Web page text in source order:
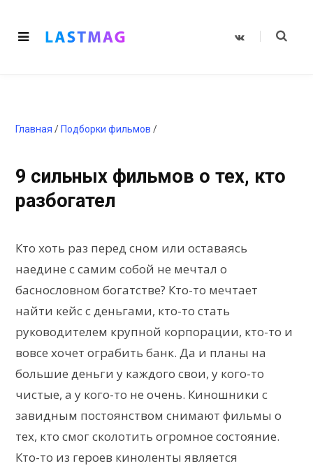
V
Главная / Подборки фильмов /
9 сильных фильмов о тех, кто
разбогател
Кто хоть раз перед сном или оставаясь
наедине с самим собой не мечтал о
баснословном богатстве? Кто-то мечтает
найти кейс с деньгами, кто-то стать
руководителем крупной корпорации, кто-то и
вовсе хочет ограбить банк. Да и планы на
большие деньги у каждого свои, у кого-то
чистые, а у кого-то не очень. Киношники с
завидным постоянством снимают фильмы о
тех, кто смог сколотить огромное состояние.
Кто-то из героев киноленты является